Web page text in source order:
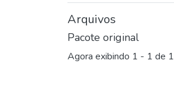
Arquivos
Pacote original
Agora exibindo 1 - 1 de 1